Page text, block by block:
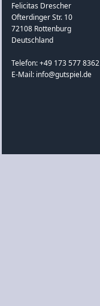
Felicitas Drescher
Ofterdinger Str. 10
72108 Rottenburg
Deutschland
Telefon: +49 173 577 8362
E-Mail: info@gutspiel.de